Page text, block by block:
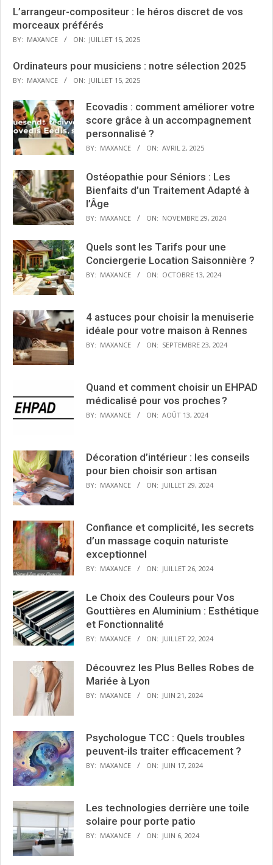
L’arrangeur-compositeur : le héros discret de vos
morceaux préférés
BY: MAXANCE ON: JUILLET 15, 2025
Ordinateurs pour musiciens : notre sélection 2025
BY: MAXANCE ON: JUILLET 15, 2025
Ecovadis : comment améliorer votre
score grâce à un accompagnement
personnalisé ?
BY: MAXANCE ON: AVRIL 2, 2025
Ostéopathie pour Séniors : Les
Bienfaits d’un Traitement Adapté à
l’Âge
BY: MAXANCE ON: NOVEMBRE 29, 2024
Quels sont les Tarifs pour une
Conciergerie Location Saisonnière ?
BY: MAXANCE ON: OCTOBRE 13, 2024
4 astuces pour choisir la menuiserie
idéale pour votre maison à Rennes
BY: MAXANCE ON: SEPTEMBRE 23, 2024
Quand et comment choisir un EHPAD
médicalisé pour vos proches ?
BY: MAXANCE ON: AOÛT 13, 2024
Décoration d’intérieur : les conseils
pour bien choisir son artisan
BY: MAXANCE ON: JUILLET 29, 2024
Confiance et complicité, les secrets
d’un massage coquin naturiste
exceptionnel
BY: MAXANCE ON: JUILLET 26, 2024
Le Choix des Couleurs pour Vos
Gouttières en Aluminium : Esthétique
et Fonctionnalité
BY: MAXANCE ON: JUILLET 22, 2024
Découvrez les Plus Belles Robes de
Mariée à Lyon
BY: MAXANCE ON: JUIN 21, 2024
Psychologue TCC : Quels troubles
peuvent-ils traiter efficacement ?
BY: MAXANCE ON: JUIN 17, 2024
Les technologies derrière une toile
solaire pour porte patio
BY: MAXANCE ON: JUIN 6, 2024